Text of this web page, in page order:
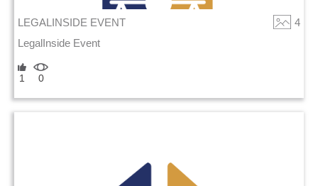
LEGALINSIDE EVENT
4
LegalInside Event
1 0